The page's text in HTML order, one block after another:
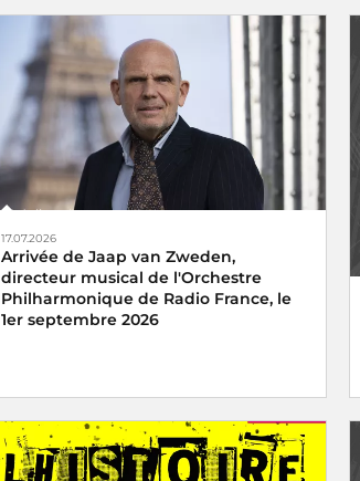
17.07.2026
Arrivée de Jaap van Zweden,
directeur musical de l'Orchestre
Philharmonique de Radio France, le
1er septembre 2026